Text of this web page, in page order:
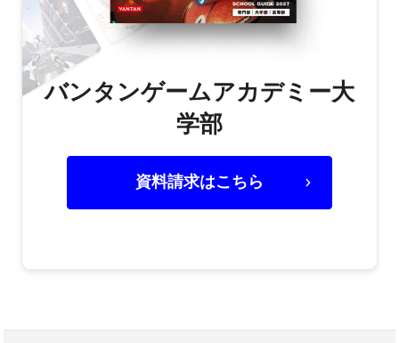
バンタンゲームアカデミー大
学部
資料請求はこちら